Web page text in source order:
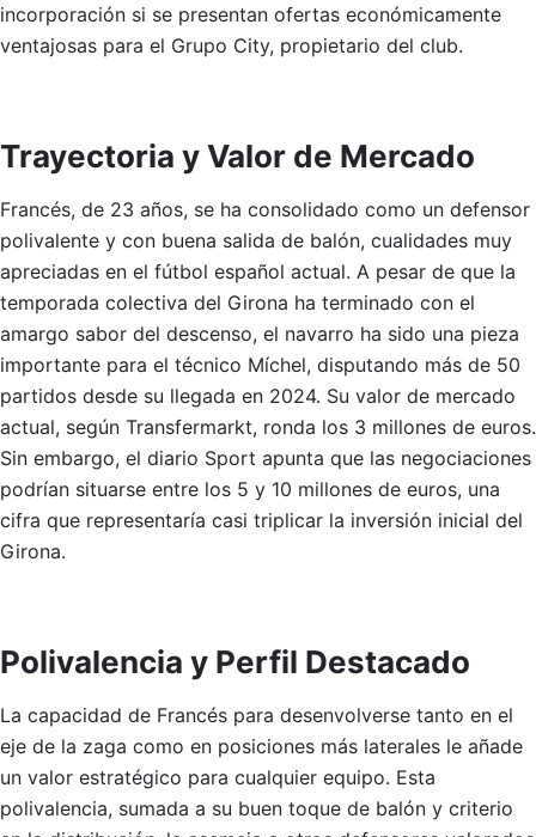
incorporación si se presentan ofertas económicamente
ventajosas para el Grupo City, propietario del club.
Trayectoria y Valor de Mercado
Francés, de 23 años, se ha consolidado como un defensor
polivalente y con buena salida de balón, cualidades muy
apreciadas en el fútbol español actual. A pesar de que la
temporada colectiva del Girona ha terminado con el
amargo sabor del descenso, el navarro ha sido una pieza
importante para el técnico Míchel, disputando más de 50
partidos desde su llegada en 2024. Su valor de mercado
actual, según Transfermarkt, ronda los 3 millones de euros.
Sin embargo, el diario Sport apunta que las negociaciones
podrían situarse entre los 5 y 10 millones de euros, una
cifra que representaría casi triplicar la inversión inicial del
Girona.
Polivalencia y Perfil Destacado
La capacidad de Francés para desenvolverse tanto en el
eje de la zaga como en posiciones más laterales le añade
un valor estratégico para cualquier equipo. Esta
polivalencia, sumada a su buen toque de balón y criterio